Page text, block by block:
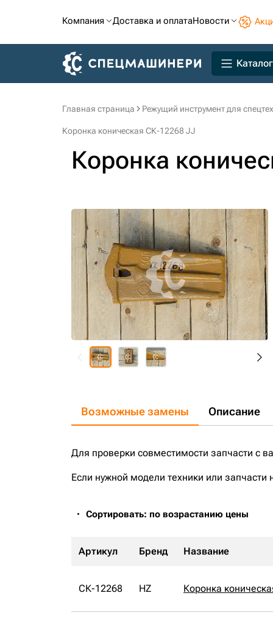
Компания Доставка и оплатаНовости
Каталог
Главная страница Режущий инструмент для
Коронка коническая СК-12268 JJ
Коронка
Возможные замены Описание
Для проверки совместимости запчасти с
Если нужной модели техники или запчасти
Сортировать: по возрастанию цены
Артикул Бренд Название
СК-12268 HZ Коронка